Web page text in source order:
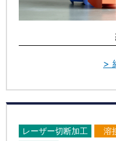
>
レーザー切断加工 溶